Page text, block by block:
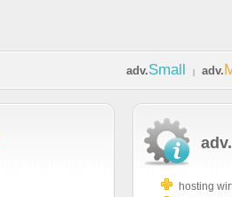
adv.Small adv.
adv.
hosting